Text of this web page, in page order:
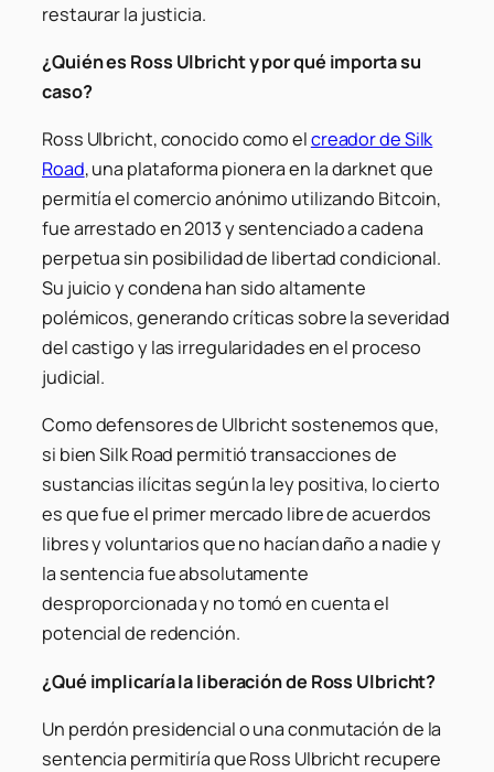
restaurar la justicia.
¿Quién es Ross Ulbricht y por qué importa su
caso?
Ross Ulbricht, conocido como elcreador de Silk
Road, una plataforma pionera en la darknet que
permitía el comercio anónimo utilizando Bitcoin,
fue arrestado en 2013 y sentenciado a cadena
perpetua sin posibilidad de libertad condicional.
Su juicio y condena han sido altamente
polémicos, generando críticas sobre la severidad
del castigo y las irregularidades en el proceso
judicial.
Como defensores de Ulbricht sostenemos que,
si bien Silk Road permitió transacciones de
sustancias ilícitas según la ley positiva, lo cierto
es que fue el primer mercado libre de acuerdos
libres y voluntarios que no hacían daño a nadie y
la sentencia fue absolutamente
desproporcionada y no tomó en cuenta el
potencial de redención.
¿Qué implicaría la liberación de Ross Ulbricht?
Un perdón presidencial o una conmutación de la
sentencia permitiría que Ross Ulbricht recupere